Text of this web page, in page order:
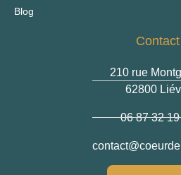
Blog
Contact
210 rue
62800
06 87 32
@tcatnoc